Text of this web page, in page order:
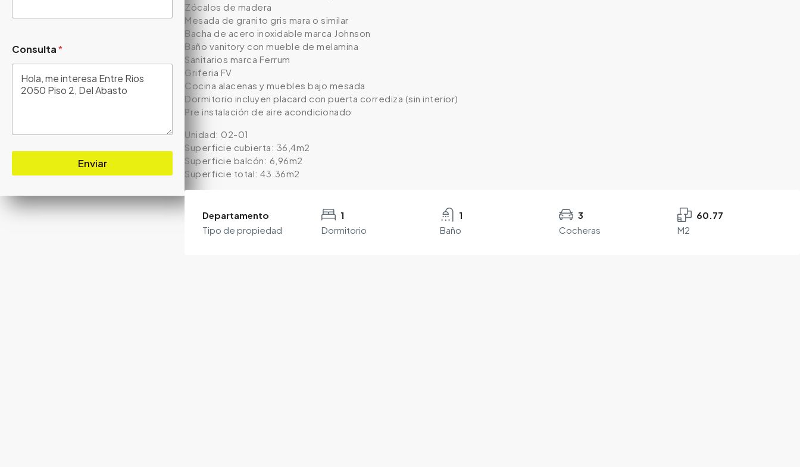
Consulta*
Enviar
Zócalos de madera
Mesada de granito gris mara o similar
Bacha de acero inoxidable marca Johnson
Baño vanitory con mueble de melamina
Sanitarios marca Ferrum
Griferia FV
Cocina alacenas y muebles bajo mesada
Dormitorio incluyen placard con puerta corrediza (sin interior)
Pre instalación de aire acondicionado
Unidad: 02-01
Superficie cubierta: 36,4m2
Superficie balcón: 6,96m2
Superficie total: 43.36m2
Departamento
Tipo de propiedad
1
Dormitorio
1
Baño
3
Cocheras
60.77
M2